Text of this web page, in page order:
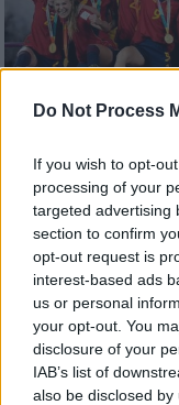
Do Not Process
If you wish to opt-
processing of your
targeted advertising
section to confirm
opt-out request is
interest-based ads
us or personal
your opt-out. You
disclosure of your
IAB’s list of
also be disclosed
Αθλητισμός|
Φουλ
Εθνικής
θα
Λουίς
Ενωμένες οι
και όχι μόνο